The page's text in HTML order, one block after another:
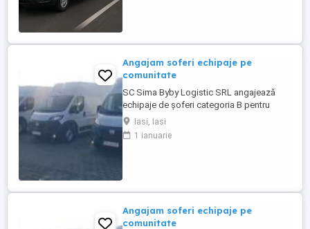
Angajam soferi echipaje pe
comunitate
SC Sima Byby Logistic SRL angajează
echipaje de șoferi categoria B pentru
transport internațional (comunitate)!
Căutăm echipaje formate din 2 șoferi,
posesori ai permisului categoria B, pentru
Iasi, Iasi
1 ianuarie
Angajam soferi echipaje pe
comunitate